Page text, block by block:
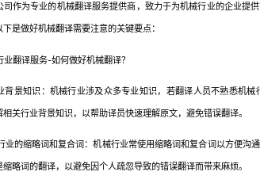
司作为专业的机械翻译服务提供商，致力于为机械行业的企业提
是做好机械翻译需要注意的关键要点：
景知识：机械行业涉及众多专业知识，若翻译人员不熟悉机械
关行业背景知识，以帮助译员快速理解原文，避免错误翻译。
缩略词和复合词：机械行业常使用缩略词和复合词以方便沟
略词的翻译，以避免因个人疏忽导致的错误翻译而带来麻烦。